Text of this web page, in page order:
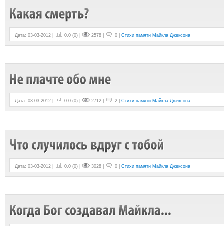
Дата: 03-03-2012 | 0.0 (0) | 2578 | 0 | Стихи памяти Майкла Джексона
Дата: 03-03-2012 | 0.0 (0) | 2712 | 2 | Стихи памяти Майкла Джексона
Дата: 03-03-2012 | 0.0 (0) | 3028 | 0 | Стихи памяти Майкла Джексона